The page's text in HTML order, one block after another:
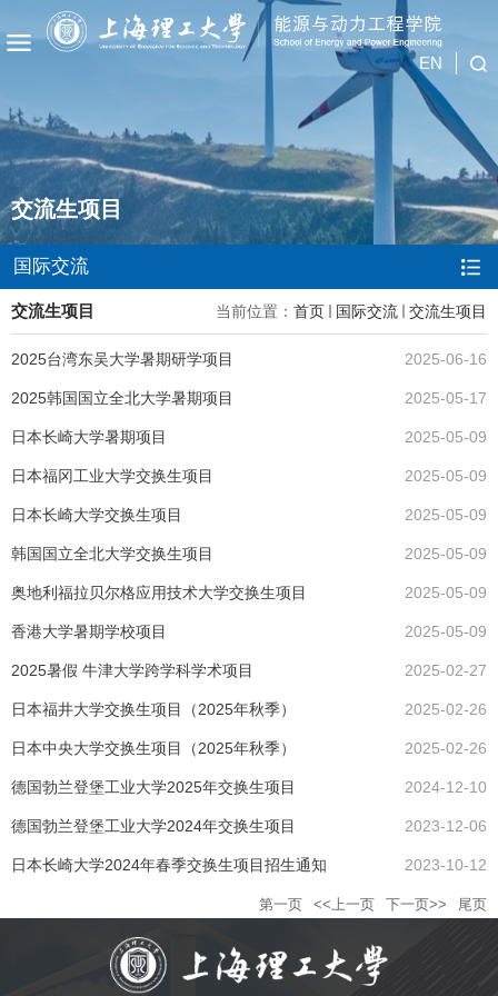
EN
交流生项目
国际交流
当前位置： 首页 国际交流 交流生项目
交流生项目
2025台湾东吴大学暑期研学项目 2025-06-16
2025韩国国立全北大学暑期项目 2025-05-17
日本长崎大学暑期项目 2025-05-09
日本福冈工业大学交换生项目 2025-05-09
日本长崎大学交换生项目 2025-05-09
韩国国立全北大学交换生项目 2025-05-09
奥地利福拉贝尔格应用技术大学交换生项目 2025-05-09
香港大学暑期学校项目 2025-05-09
2025暑假 牛津大学跨学科学术项目 2025-02-27
日本福井大学交换生项目（2025年秋季） 2025-02-26
日本中央大学交换生项目（2025年秋季） 2025-02-26
德国勃兰登堡工业大学2025年交换生项目 2024-12-10
德国勃兰登堡工业大学2024年交换生项目 2023-12-06
日本长崎大学2024年春季交换生项目招生通知 2023-10-12
第一页 <<上一页 下一页>> 尾页